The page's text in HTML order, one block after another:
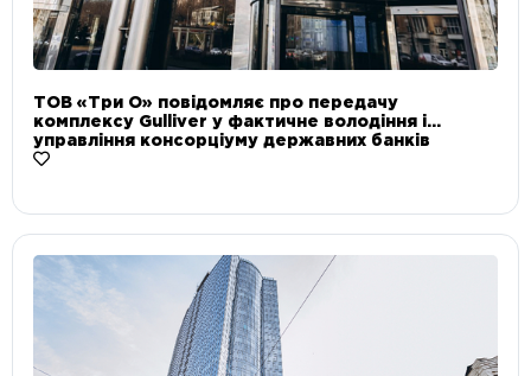
ТОВ «Три О» повідомляє про передачу
комплексу Gulliver у фактичне володіння і
управління консорціуму державних банків